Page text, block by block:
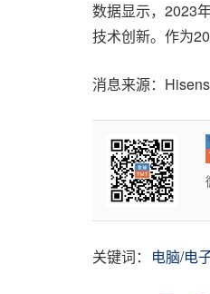
数据显示，2023
技术创新。作为
消息来源：
关键词： 电脑/电